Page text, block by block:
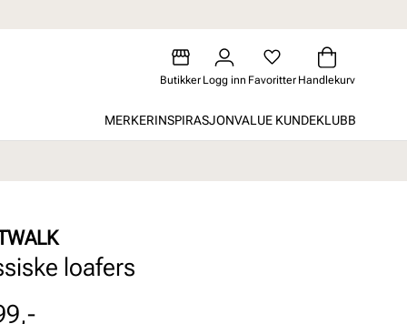
Butikker Logg inn Favoritter Handlekurv
MERKERINSPIRASJONVALUE KUNDEKLUBB
loafers